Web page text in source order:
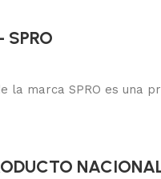
la marca SPRO es